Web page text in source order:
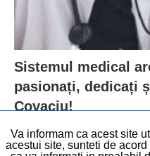
Sistemul medical
pasionați, dedicați
Covaciu!
Va informam ca acest site
acestui site, sunteti de